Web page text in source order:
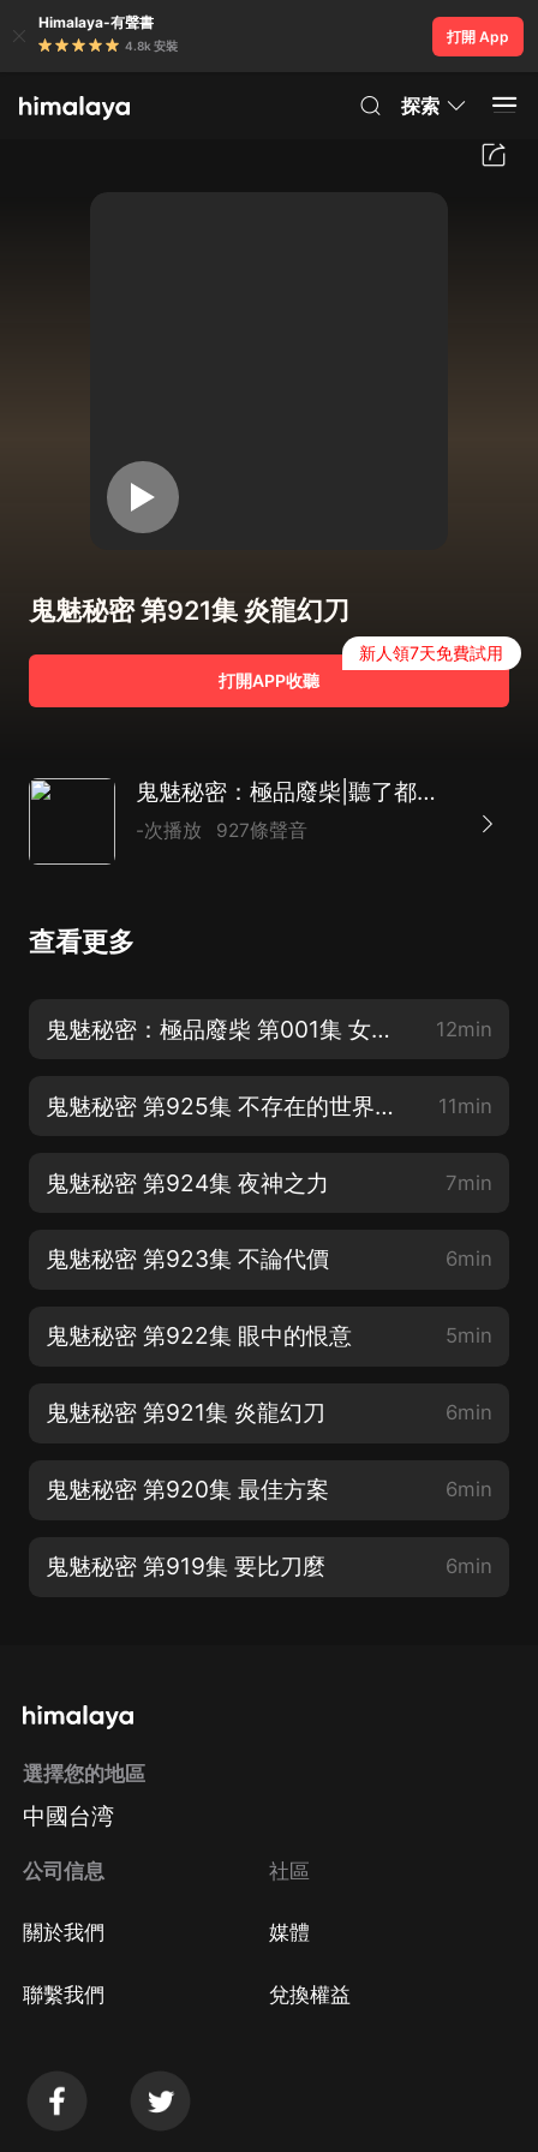
Himalaya-有聲書
4.8k 安裝
打開 App
探索
鬼魅秘密 第921集 炎龍幻刀
打開APP收聽
新人領7天免費試用
鬼魅秘密：極品廢柴|聽了都想揍男主|輕懸疑&多女主
-次播放 927條聲音
查看更多
鬼魅秘密：極品廢柴 第001集 女神的誘惑 12min
鬼魅秘密 第925集 不存在的世界（完） 11min
鬼魅秘密 第924集 夜神之力 7min
鬼魅秘密 第923集 不論代價 6min
鬼魅秘密 第922集 眼中的恨意 5min
鬼魅秘密 第921集 炎龍幻刀 6min
鬼魅秘密 第920集 最佳方案 6min
鬼魅秘密 第919集 要比刀麼 6min
選擇您的地區
中國台湾
公司信息
關於我們
聯繫我們
社區
媒體
兌換權益